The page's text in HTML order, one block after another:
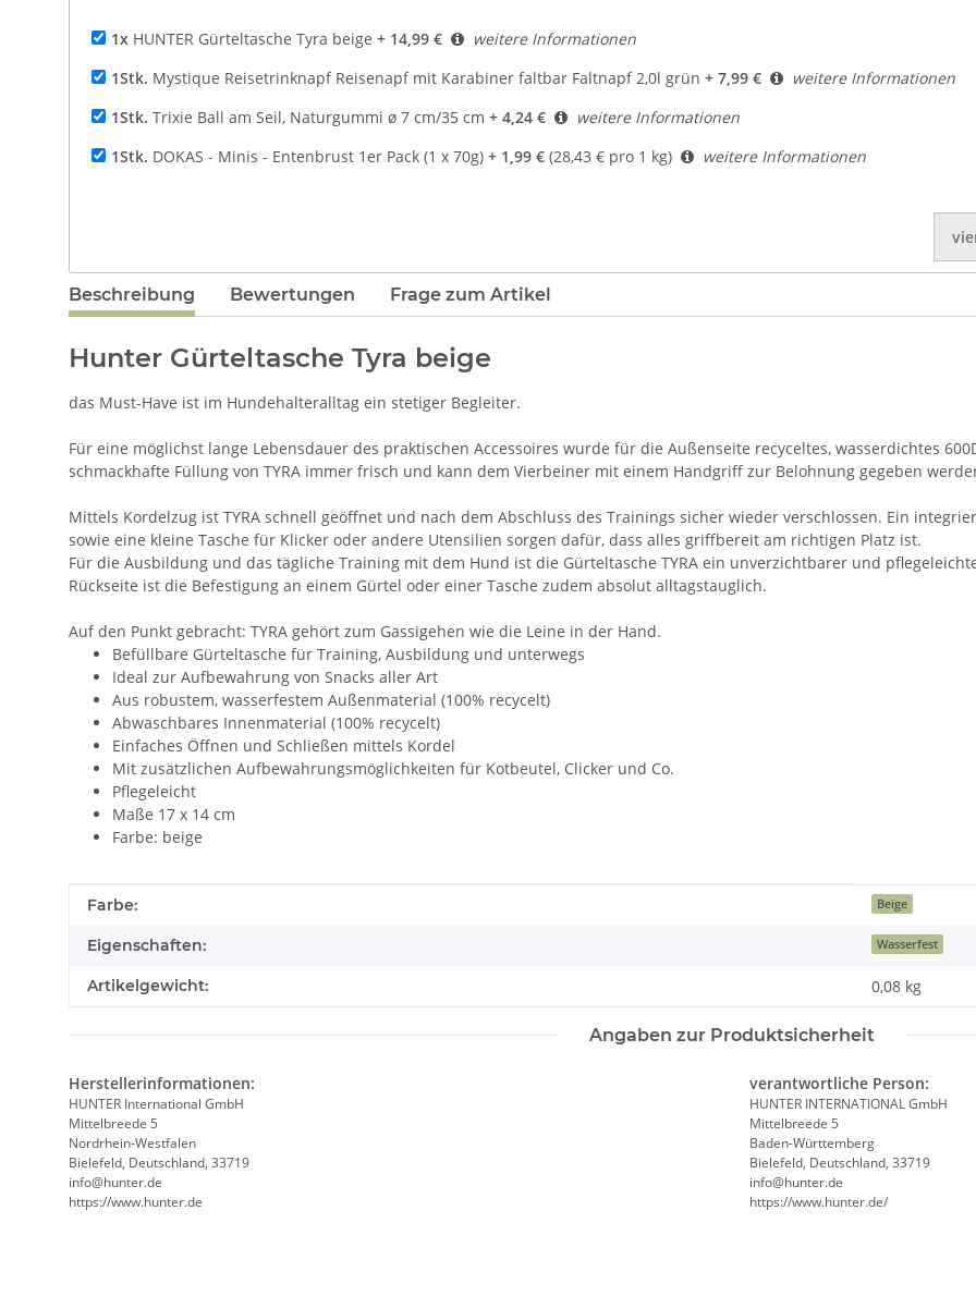
1x HUNTER Gürteltasche Tyra beige + 14,99 €
weitere Informationen
1Stk. Mystique Reisetrinknapf Reisenapf mit Karabiner faltbar Faltnapf 2,0l grün + 7,99 €
weitere Informationen
1Stk. Trixie Ball am Seil, Naturgummi ø 7 cm/35 cm + 4,24 €
weitere Informationen
1Stk. DOKAS - Minis - Entenbrust 1er Pack (1 x 70g) + 1,99 € (28,43 € pro 1 kg) weitere Informationen
Beschreibung Bewertungen Frage zum Artikel
Hunter Gürteltasche Tyra beige
das Must-Have ist im Hundehalteralltag ein stetiger Begleiter.
Für eine möglichst lange Lebensdauer des praktischen Accessoires wurde für die Außenseite recyceltes, wasserdichtes
schmackhafte Füllung von TYRA immer frisch und kann dem Vierbeiner mit einem Handgriff zur Belohnung gegeben
Mittels Kordelzug ist TYRA schnell geöffnet und nach dem Abschluss des Trainings sicher wieder verschlossen. Ein
sowie eine kleine Tasche für Klicker oder andere Utensilien sorgen dafür, dass alles griffbereit am richtigen Platz ist.
Für die Ausbildung und das tägliche Training mit dem Hund ist die Gürteltasche TYRA ein unverzichtbarer und
Rückseite ist die Befestigung an einem Gürtel oder einer Tasche zudem absolut alltagstauglich.
Auf den Punkt gebracht: TYRA gehört zum Gassigehen wie die Leine in der Hand.
Befüllbare Gürteltasche für Training, Ausbildung und unterwegs
Ideal zur Aufbewahrung von Snacks aller Art
Aus robustem, wasserfestem Außenmaterial (100% recycelt)
Abwaschbares Innenmaterial (100% recycelt)
Einfaches Öffnen und Schließen mittels Kordel
Mit zusätzlichen Aufbewahrungsmöglichkeiten für Kotbeutel, Clicker und Co.
Pflegeleicht
Maße 17 x 14 cm
Farbe: beige
Produkteigenschaft
Wert
Farbe: Beige
Eigenschaften: Wasserfest
Artikelgewicht: 0,08 kg
Angaben zur Produktsicherheit
Herstellerinformationen:
HUNTER International GmbH
Mittelbreede 5
Nordrhein-Westfalen
Bielefeld, Deutschland, 33719
info@hunter.de
https://www.hunter.de
verantwortliche Person:
HUNTER INTERNATIONAL GmbH
Mittelbreede 5
Baden-Württemberg
Bielefeld, Deutschland, 33719
info@hunter.de
https://www.hunter.de/